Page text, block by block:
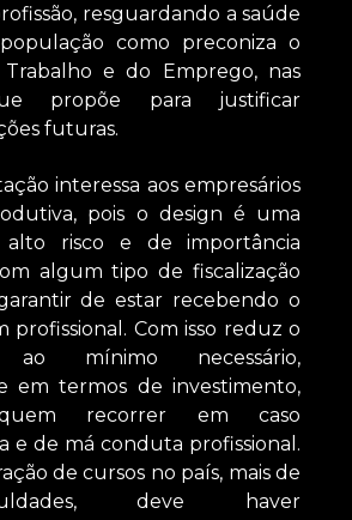
resguardando a saúde
como preconiza o
e do Emprego, nas
propõe para justificar
futuras.
interessa aos empresários
pois o design é uma
alto risco e de importância
algum tipo de fiscalização
de estar recebendo o
profissional. Com isso reduz o
mínimo necessário,
em termos de investimento,
recorrer em caso
e de má conduta profissional.
de cursos no país, mais de
deve haver